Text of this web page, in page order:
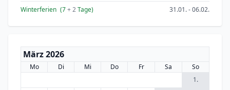
Winterferien (7+ 2Tage) 31.01. - 06.02.
März 2026
Mo Di Mi Do Fr Sa
So
1.